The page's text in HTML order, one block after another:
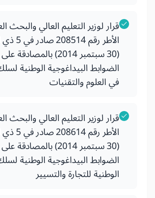
قرار لوزير التعليم العالي والبحث
(30 سبتمبر 2014)
الضوابط البيداغوجية الوطنية
في العلوم والتقنيات
قرار لوزير التعليم العالي والبحث
(30 سبتمبر 2014)
الضوابط البيداغوجية الوطنية
الوطنية للتجارة والتسيير